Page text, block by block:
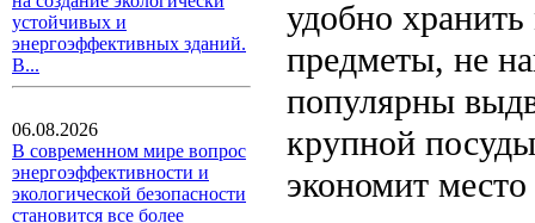
устойчивых и
энергоэффективных зданий.
В...
06.08.2026
В современном мире вопрос
энергоэффективности и
экологической безопасности
становится все более
удобно
предметы, не
популярны
крупной
экономит